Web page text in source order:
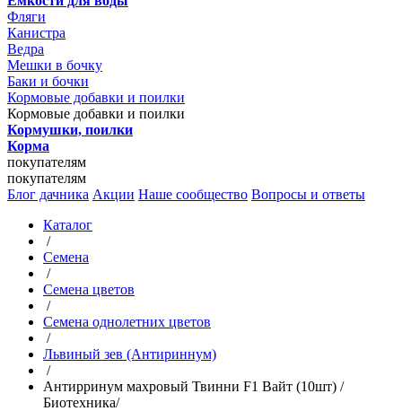
Фляги
Канистра
Ведра
Мешки в бочку
Баки и бочки
Кормовые добавки и поилки
Кормовые добавки и поилки
Кормушки, поилки
Корма
покупателям
покупателям
Блог дачника Акции Наше сообщество Вопросы и ответы
Каталог
/
Семена
/
Семена цветов
/
Семена однолетних цветов
/
Львиный зев (Антириннум)
/
Антирринум махровый Твинни F1 Вайт (10шт) /
Биотехника/